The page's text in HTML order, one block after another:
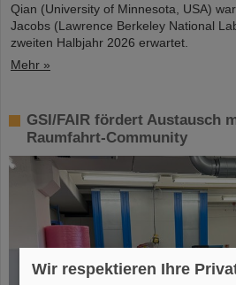
Qian (University of Minnesota, USA)
Jacobs (Lawrence Berkeley National
zweiten Halbjahr 2026 erwartet.
Mehr »
GSI/FAIR fördert Austausch
Raumfahrt-Community
Wir respektieren Ihre